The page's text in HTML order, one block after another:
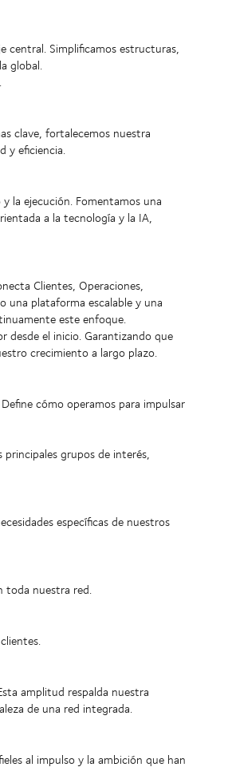
central. Simplificamos estructuras,
global.
clave, fortalecemos nuestra
y eficiencia.
la ejecución. Fomentamos una
a la tecnología y la IA,
Clientes, Operaciones,
una plataforma escalable y una
este enfoque.
desde el inicio. Garantizando que
crecimiento a largo plazo.
cómo operamos para impulsar
grupos de interés,
específicas de nuestros
toda nuestra red.
amplitud respalda nuestra
de una red integrada.
al impulso y la ambición que han